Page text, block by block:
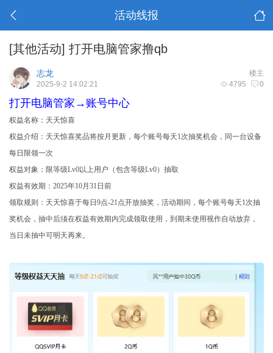
活动线报
[其他活动] 打开电脑管家撸qb
楼主
志龙
4795 0
2025-9-2 14:02:21
打开电脑管家→账号中心
权益名称：天天惊喜
权益介绍：天天惊喜奖品将按月更新，每个账号每天1次抽奖机会，同一台设备
每日限领一次​
权益对象：限等级Lv0以上用户（包含等级Lv0）抽取
权益有效期：2025年10月31日前​
领取规则：天天惊喜于每日9点-21点开放抽奖，活动期间，每个账号每天1次抽
奖机会，抽中后须在权益有效期内完成领取使用，到期未使用视作自动放弃，
当日未抽中可明天再来。